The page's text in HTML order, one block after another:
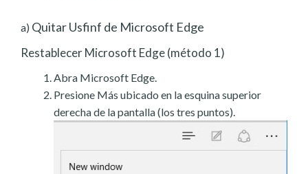
a) Quitar Usfinf de Microsoft Edge
Restablecer Microsoft Edge (método 1)
Abra Microsoft Edge.
Presione Más ubicado en la esquina superior
derecha de la pantalla (los tres puntos).